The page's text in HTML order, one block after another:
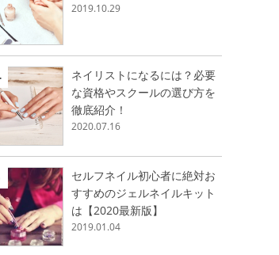
2019.10.29
ネイリストになるには？必要
な資格やスクールの選び方を
徹底紹介！
2020.07.16
セルフネイル初心者に絶対お
すすめのジェルネイルキット
は【2020最新版】
2019.01.04